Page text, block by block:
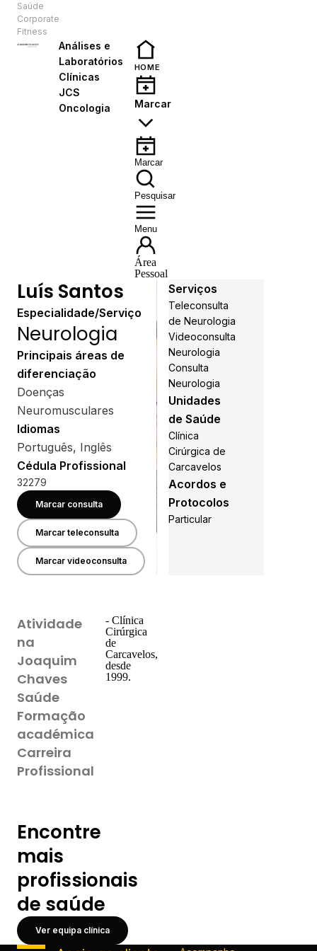
Saúde
Corporate
Fitness
Análises e
Laboratórios
Clínicas
JCS
Oncologia
HOME
Marcar
Marcar
Pesquisar
Menu
Área
Pessoal
Luís Santos
Especialidade/Serviço
Neurologia
Principais áreas de
diferenciação
Doenças
Neuromusculares
Idiomas
Português, Inglês
Cédula Profissional
32279
Marcar consulta
Marcar teleconsulta
Marcar videoconsulta
Serviços
Teleconsulta
de Neurologia
Videoconsulta
Neurologia
Consulta
Neurologia
Unidades
de Saúde
Clínica
Cirúrgica de
Carcavelos
Acordos e
Protocolos
Particular
Atividade
na
Joaquim
Chaves
Saúde
Formação
académica
Carreira
Profissional
- Clínica
Cirúrgica
de
Carcavelos,
desde
1999.
Encontre
mais
profissionais
de saúde
Ver equipa clínica